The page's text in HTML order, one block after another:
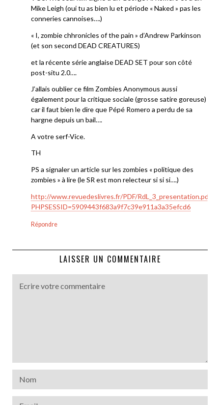
Mike Leigh (oui tu as bien lu et période « Naked » pas les
conneries cannoises….)
« I, zombie chhronicles of the pain » d’Andrew Parkinson
(et son second DEAD CREATURES)
et la récente série anglaise DEAD SET pour son côté
post-situ 2.0….
J’allais oublier ce film Zombies Anonymous aussi
également pour la critique sociale (grosse satire goreuse)
car il faut bien le dire que Pépé Romero a perdu de sa
hargne depuis un bail….
A votre serf-Vice.
TH
PS a signaler un article sur les zombies « politique des
zombies » à lire (le SR est mon relecteur si si si….)
http://www.revuedeslivres.fr/PDF/RdL_3_presentation.pdf?
PHPSESSID=5909443f683a9f7c39e911a3a35efcd6
Répondre
LAISSER UN COMMENTAIRE